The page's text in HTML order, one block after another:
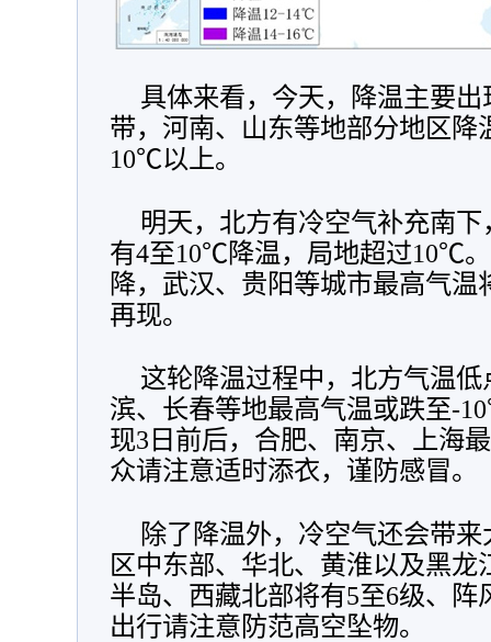
具体来看，今天，降温主要
带，河南、山东等地部分地区降
10℃以上。
明天，北方有冷空气补充南
有4至10℃降温，局地超过10℃
降，武汉、贵阳等城市最高气
再现。
这轮降温过程中，北方气温
滨、长春等地最高气温或跌至-
现3日前后，合肥、南京、上海
众请注意适时添衣，谨防感冒。
除了降温外，冷空气还会带
区中东部、华北、黄淮以及黑龙
半岛、西藏北部将有5至6级、阵
出行请注意防范高空坠物。